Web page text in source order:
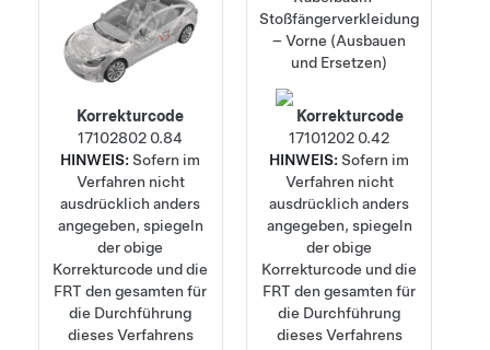
Korrekturcode
17102802 0.84
HINWEIS:Sofern im
Verfahren nicht
ausdrücklich anders
angegeben, spiegeln
der obige
Korrekturcode und die
FRT den gesamten für
die Durchführung
dieses Verfahrens
Stoßfängerverkleidung
– Vorne (Ausbauen
und Ersetzen)
Korrekturcode
17101202 0.42
HINWEIS:Sofern im
Verfahren nicht
ausdrücklich anders
angegeben, spiegeln
der obige
Korrekturcode und die
FRT den gesamten für
die Durchführung
dieses Verfahrens